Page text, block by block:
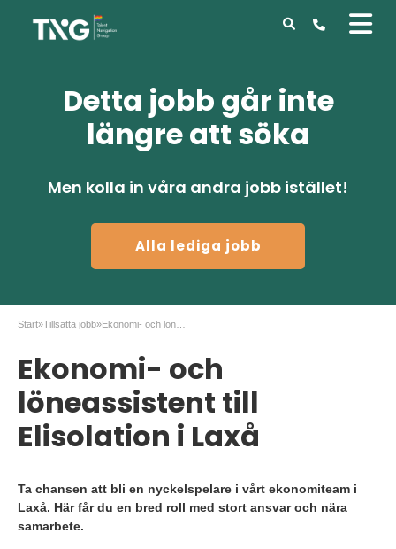
Detta jobb går inte
längre att söka
Men kolla in våra andra jobb istället!
Alla lediga jobb
Start»Tillsatta jobb»
Ekonomi- och
löneassistent till
Elisolation i Laxå
Ta chansen att bli en nyckelspelare i vårt ekonomiteam i
Laxå. Här får du en bred roll med stort ansvar och nära
samarbete.